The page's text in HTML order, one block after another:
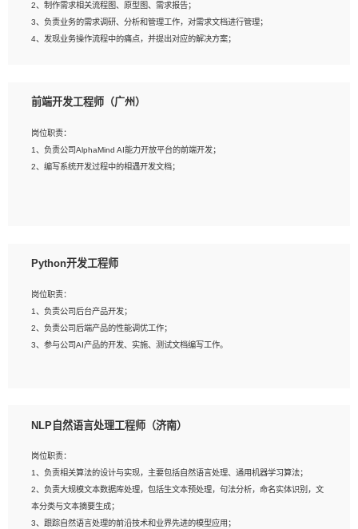
Apache、Nginx、Zabbix、Kafka等
5、熟悉主流虚拟化技术，如：VMware、KVM
6、具备网络方面的基础知识，熟悉常见的网络协议，如TCP/IP，转发原理，路由优
8、有良好的文档编写能力和沟通能力，有RHCE证书优先
2、制作需求相关流程图、原型图、需求报告；
3、负责业务的需求调研、分析和管理工作，对需求文档进行管理；
4、发现业务操作流程中的痛点，并提出对应的解决方案；
岗位要求：
2、熟悉产品及需求规划工具，如:Axure、Xmind、MS Project等；
3、具备良好的交流协调能力，有较强的责任感、工作积极主动；
4、有较强的系统需求分析、文档编写能力、沟通能力；
前端开发工程师（广州）
岗位职责：
1、负责公司AlphaMind AI能力开放平台的前端开发；
2、编写系统开发过程中的相遇开发文档；
3、熟悉react/vue/angular任何一种前端框架，熟悉react优先；
5、善于沟通，具有团队意识；
Python开发工程师
岗位职责：
1、负责公司后台产品开发；
2、负责公司后端产品的性能调优工作；
3、参与公司AI产品的开发、实施、测试文档编写工作。
验的更佳；
3、熟悉数据库开发，熟悉Mysql、Oracle、MongoDb数据库应用开发其中一种；
4、熟悉Python Wed框架（Django/Flask...）代码能力优秀，熟悉编码规范和具备
良好的文档编写能力）；
5、沟通表达能力强，具备团队协作能力。
NLP自然语言处理工程师（济南）
岗位职责：
1、负责相关算法的设计与实现，主要包括自然语言处理、通用机器学习算法；
2、负责大规模文本数据库处理，包括生文本预处理，句法分析，命名实体识别，文
本分类与文本摘要生成；
3、跟踪自然语言处理的前沿技术和业界先进的模型应用；